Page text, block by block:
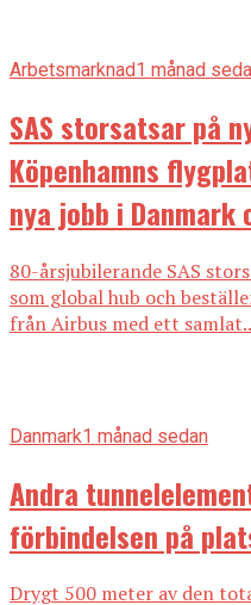
Arbetsmarknad1 månad
SAS storsatsar på
Köpenhamns
nya jobb i Danmark
80-årsjubilerande SAS
som global hub och
från Airbus med ett
Danmark1 månad sedan
Andra
förbindelsen på
Drygt 500 meter av den